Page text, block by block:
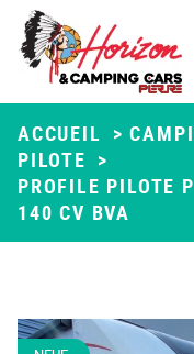
ACCUEIL >
PILOTE >
PROFILE PILOTE
140 CV BVA